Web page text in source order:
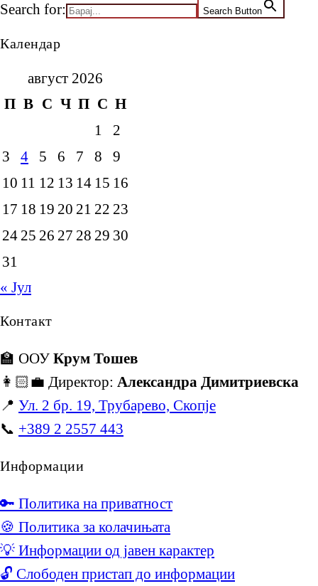
Search for: Search Button
Календар
август 2026
П В С Ч П С Н
1
2
3
4 5 6 7 8
9
10 11 12 13 14 15 16
17 18 19 20 21 22 23
24 25 26 27 28 29 30
31
« Јул
Контакт
🏫 ООУ Крум Тошев
👩🏻‍💼 Директор: Александра Димитриевска
📍 Ул. 2 бр. 19, Трубарево, Скопје
📞 +389 2 2557 443
Информации
🔑 Политика на приватност
🍪 Политика за колачињата
💡 Информации од јавен карактер
🔓 Слободен пристап до информации